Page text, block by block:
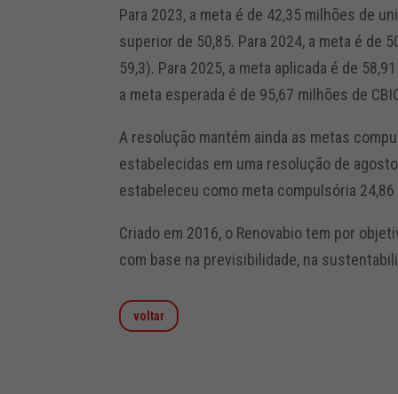
Para 2023, a meta é de 42,35 milhões de
superior de 50,85. Para 2024, a meta é de
59,3). Para 2025, a meta aplicada é de
a meta esperada é de 95,67 milhões de
A resolução mantém ainda as metas
estabelecidas em uma resolução de
estabeleceu como meta compulsória 24,86
Criado em 2016, o Renovabio tem por
com base na previsibilidade, na
voltar